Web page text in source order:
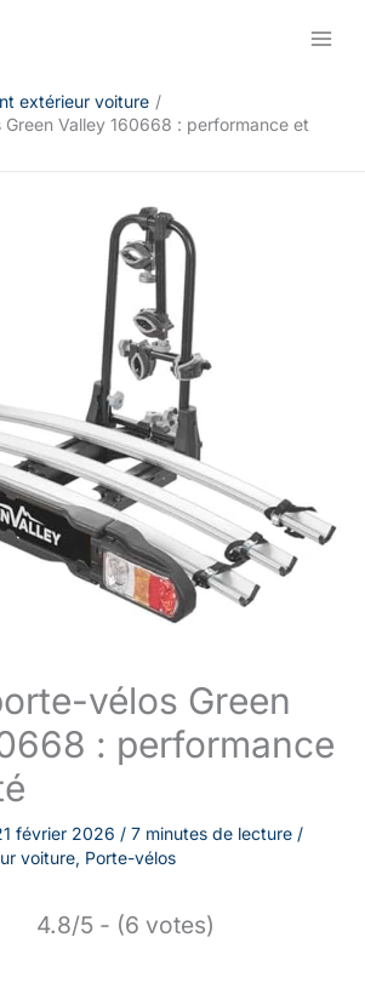
extérieur voiture
Valley 160668 : performance et
vélos Green
: performance
février 2026 / 7 minutes de lecture /
voiture, Porte-vélos
4.8/5 - (6 votes)